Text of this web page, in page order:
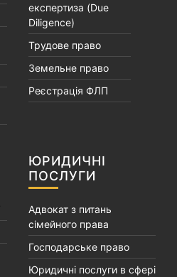
експертиза (Due
Diligence)
Трудове право
Земельне право
Реєстрація ФЛП
ЮРИДИЧНІ
ПОСЛУГИ
Адвокат з питань
сімейного права
Господарське право
Юридичні послуги в сфері